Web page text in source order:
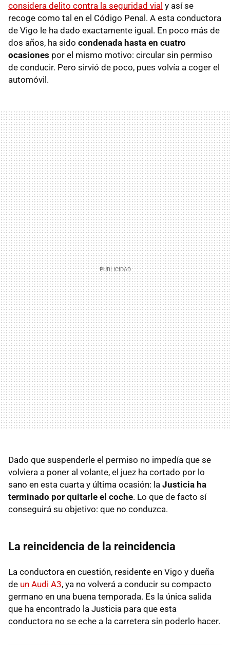
considera delito contra la seguridad vial y así se
recoge como tal en el Código Penal. A esta conductora
de Vigo le ha dado exactamente igual. En poco más de
dos años, ha sido condenada hasta en cuatro
ocasiones por el mismo motivo: circular sin permiso
de conducir. Pero sirvió de poco, pues volvía a coger el
automóvil.
Dado que suspenderle el permiso no impedía que se
volviera a poner al volante, el juez ha cortado por lo
sano en esta cuarta y última ocasión: la Justicia ha
terminado por quitarle el coche. Lo que de facto sí
conseguirá su objetivo: que no conduzca.
La reincidencia de la reincidencia
La conductora en cuestión, residente en Vigo y dueña
de un Audi A3, ya no volverá a conducir su compacto
germano en una buena temporada. Es la única salida
que ha encontrado la Justicia para que esta
conductora no se eche a la carretera sin poderlo hacer.